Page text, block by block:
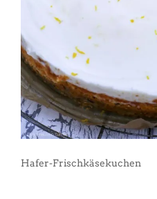
Hafer-Frischkäsekuchen